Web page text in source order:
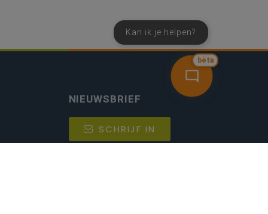
bèta
Kan ik je helpen?
NIEUWSBRIEF
SCHRIJF IN